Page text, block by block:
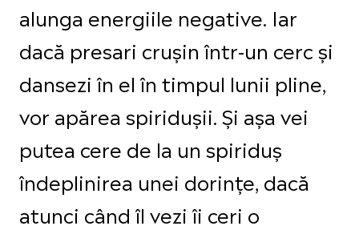
alunga energiile negative. Iar
dacă presari crușin într-un cerc și
dansezi în el în timpul lunii pline,
vor apărea spiridușii. Și așa vei
putea cere de la un spiriduș
îndeplinirea unei dorințe, dacă
atunci când îl vezi îi ceri o